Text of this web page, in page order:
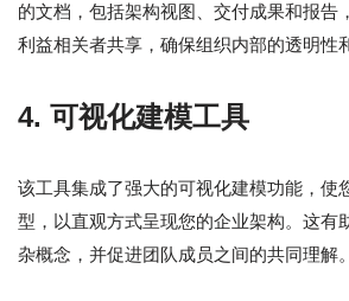
的文档，包括架构视图、交付成果和报告
利益相关者共享，确保组织内部的透明性
4. 可视化建模工具
该工具集成了强大的可视化建模功能，使
型，以直观方式呈现您的企业架构。这有
杂概念，并促进团队成员之间的共同理解。